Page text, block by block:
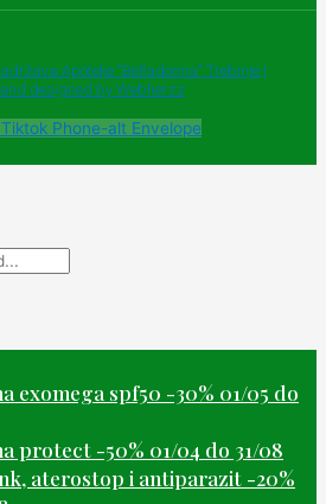
Apoteke "Belladonna" Trebinje |
designed by Webherzz
Tiktok Phone-alt Envelope
exomega spf50 -30% 01/05 do
protect -50% 01/04 do 31/08
aterostop i antiparazit -20%